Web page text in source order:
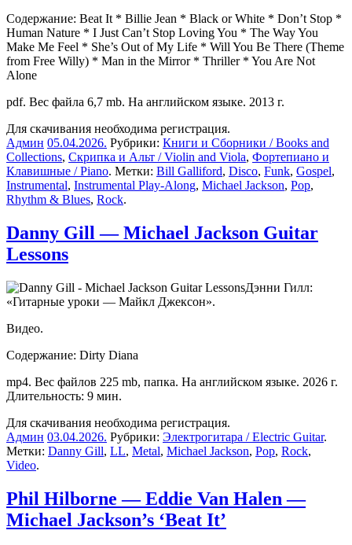
Содержание: Beat It * Billie Jean * Black or White * Don’t Stop *
Human Nature * I Just Can’t Stop Loving You * The Way You
Make Me Feel * She’s Out of My Life * Will You Be There (Theme
from Free Willy) * Man in the Mirror * Thriller * You Are Not
Alone
pdf. Вес файла 6,7 mb. На английском языке. 2013 г.
Для скачивания необходима регистрация.
Админ 05.04.2026. Рубрики: Книги и Сборники / Books and
Collections, Скрипка и Альт / Violin and Viola, Фортепиано и
Клавишные / Piano. Метки: Bill Galliford, Disco, Funk, Gospel,
Instrumental, Instrumental Play-Along, Michael Jackson, Pop,
Rhythm & Blues, Rock.
Danny Gill — Michael Jackson Guitar
Lessons
Дэнни Гилл:
«Гитарные уроки — Майкл Джексон».
Видео.
Содержание: Dirty Diana
mp4. Вес файлов 225 mb, папка. На английском языке. 2026 г.
Длительность: 9 мин.
Для скачивания необходима регистрация.
Админ 03.04.2026. Рубрики: Электрогитара / Electric Guitar.
Метки: Danny Gill, LL, Metal, Michael Jackson, Pop, Rock,
Video.
Phil Hilborne — Eddie Van Halen —
Michael Jackson’s ‘Beat It’